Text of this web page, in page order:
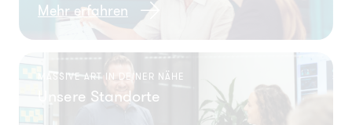
Mehr erfahren
MASSIVE ART IN DEINER NÄHE
Unsere Standorte